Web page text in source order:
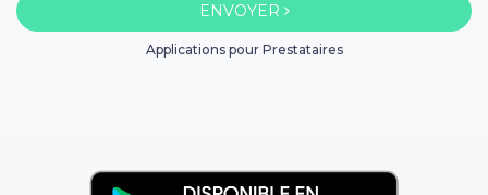
ENVOYER
Applications pour Prestataires